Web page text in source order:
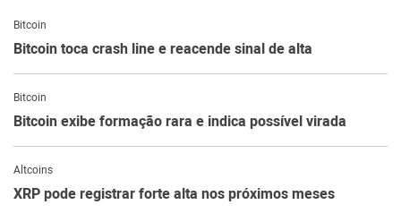
Bitcoin
Bitcoin toca crash line e reacende sinal de alta
Bitcoin
Bitcoin exibe formação rara e indica possível virada
Altcoins
XRP pode registrar forte alta nos próximos meses